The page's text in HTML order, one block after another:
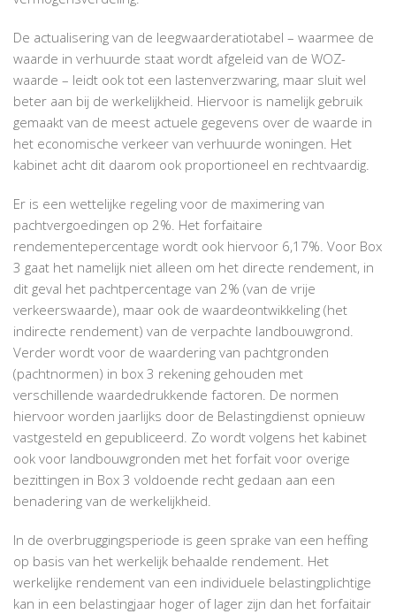
De actualisering van de leegwaarderatiotabel – waarmee de
waarde in verhuurde staat wordt afgeleid van de WOZ-
waarde – leidt ook tot een lastenverzwaring, maar sluit wel
beter aan bij de werkelijkheid. Hiervoor is namelijk gebruik
gemaakt van de meest actuele gegevens over de waarde in
het economische verkeer van verhuurde woningen. Het
kabinet acht dit daarom ook proportioneel en rechtvaardig.
Er is een wettelijke regeling voor de maximering van
pachtvergoedingen op 2%. Het forfaitaire
rendementepercentage wordt ook hiervoor 6,17%. Voor Box
3 gaat het namelijk niet alleen om het directe rendement, in
dit geval het pachtpercentage van 2% (van de vrije
verkeerswaarde), maar ook de waardeontwikkeling (het
indirecte rendement) van de verpachte landbouwgrond.
Verder wordt voor de waardering van pachtgronden
(pachtnormen) in box 3 rekening gehouden met
verschillende waardedrukkende factoren. De normen
hiervoor worden jaarlijks door de Belastingdienst opnieuw
vastgesteld en gepubliceerd. Zo wordt volgens het kabinet
ook voor landbouwgronden met het forfait voor overige
bezittingen in Box 3 voldoende recht gedaan aan een
benadering van de werkelijkheid.
In de overbruggingsperiode is geen sprake van een heffing
op basis van het werkelijk behaalde rendement. Het
werkelijke rendement van een individuele belastingplichtige
kan in een belastingjaar hoger of lager zijn dan het forfaitair